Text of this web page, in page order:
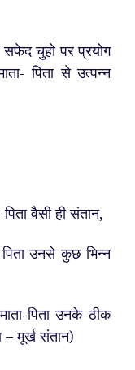
चुहो पर प्रयोग
पिता से उत्पन्न
वैसी ही संतान,
उनसे कुछ भिन्न
पिता उनके ठीक
– मूर्ख संतान)